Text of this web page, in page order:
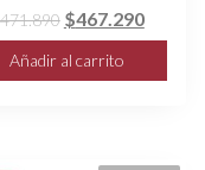
471.890 El
precio
original
$467.290El
precio
actual
Añadir al carrito